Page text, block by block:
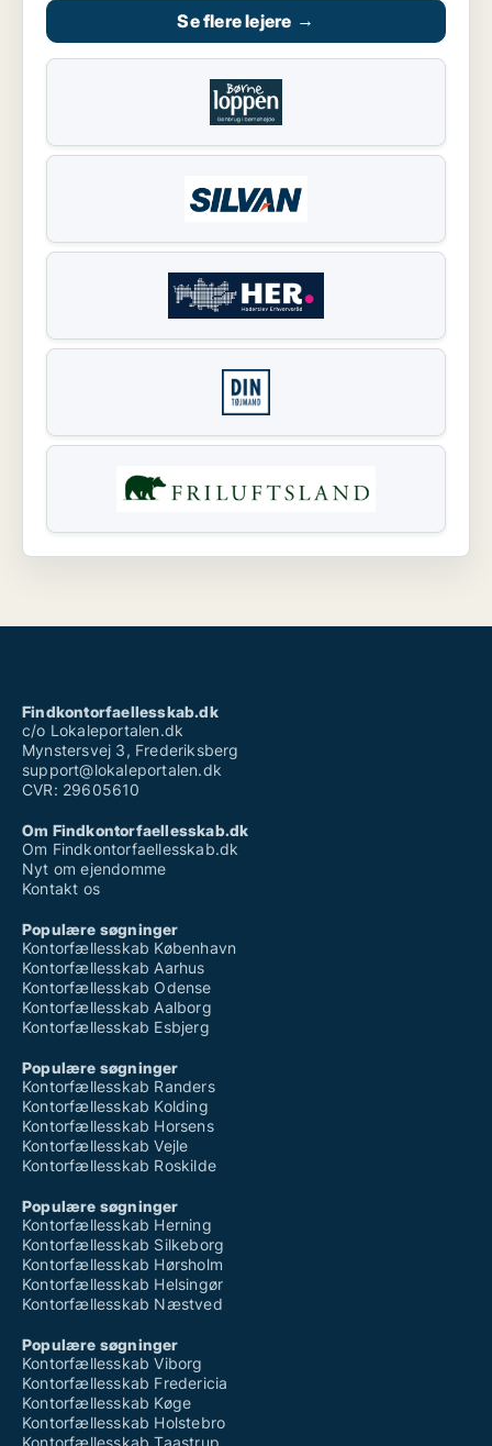
Se flere lejere →
Findkontorfaellesskab.dk
c/o Lokaleportalen.dk
Mynstersvej 3, Frederiksberg
support@lokaleportalen.dk
CVR: 29605610
Om Findkontorfaellesskab.dk
Om Findkontorfaellesskab.dk
Nyt om ejendomme
Kontakt os
Populære søgninger
Kontorfællesskab København
Kontorfællesskab Aarhus
Kontorfællesskab Odense
Kontorfællesskab Aalborg
Kontorfællesskab Esbjerg
Populære søgninger
Kontorfællesskab Randers
Kontorfællesskab Kolding
Kontorfællesskab Horsens
Kontorfællesskab Vejle
Kontorfællesskab Roskilde
Populære søgninger
Kontorfællesskab Herning
Kontorfællesskab Silkeborg
Kontorfællesskab Hørsholm
Kontorfællesskab Helsingør
Kontorfællesskab Næstved
Populære søgninger
Kontorfællesskab Viborg
Kontorfællesskab Fredericia
Kontorfællesskab Køge
Kontorfællesskab Holstebro
Kontorfællesskab Taastrup